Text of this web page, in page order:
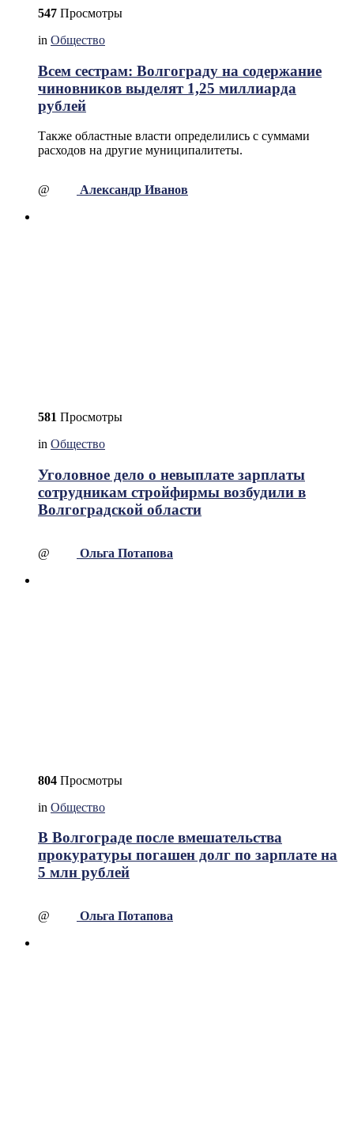
547 Просмотры
in Общество
Всем сестрам: Волгограду на содержание
чиновников выделят 1,25 миллиарда
рублей
Также областные власти определились с суммами
расходов на другие муниципалитеты.
@ Александр Иванов
581 Просмотры
in Общество
Уголовное дело о невыплате зарплаты
сотрудникам стройфирмы возбудили в
Волгоградской области
@ Ольга Потапова
804 Просмотры
in Общество
В Волгограде после вмешательства
прокуратуры погашен долг по зарплате на
5 млн рублей
@ Ольга Потапова